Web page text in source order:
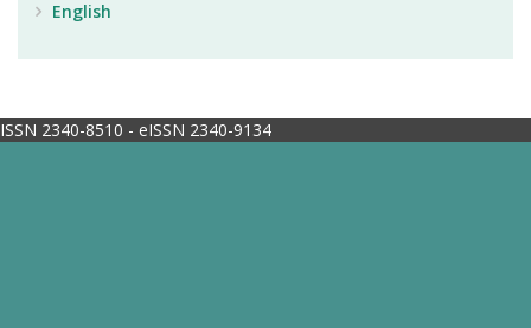
English
ISSN 2340-8510 - eISSN 2340-9134